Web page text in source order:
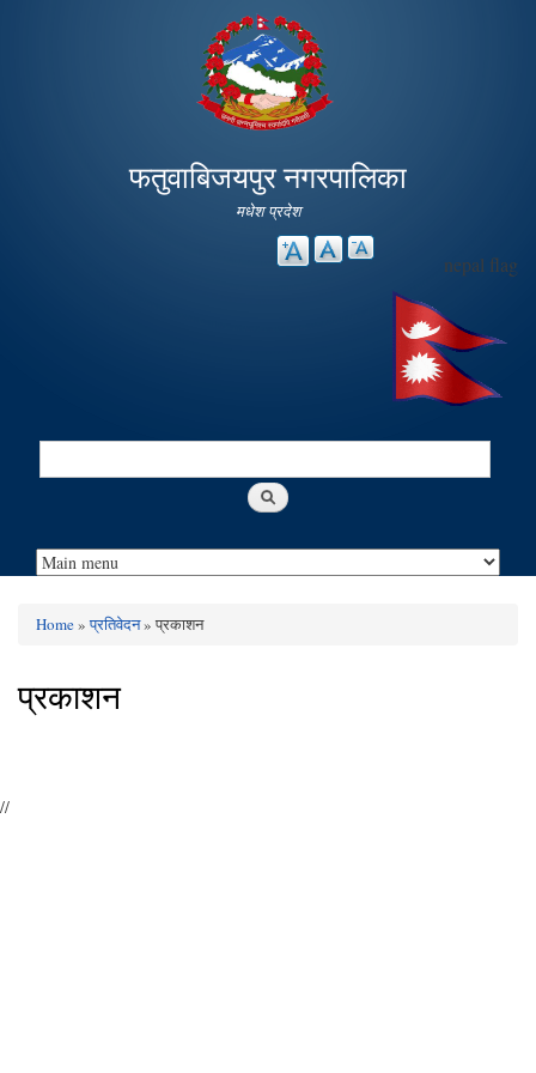
main
content
फतुवाबिजयपुर नगरपालिका
मधेश प्रदेश
nepal flag
Search
You are here
Home»प्रतिवेदन» प्रकाशन
प्रकाशन
//